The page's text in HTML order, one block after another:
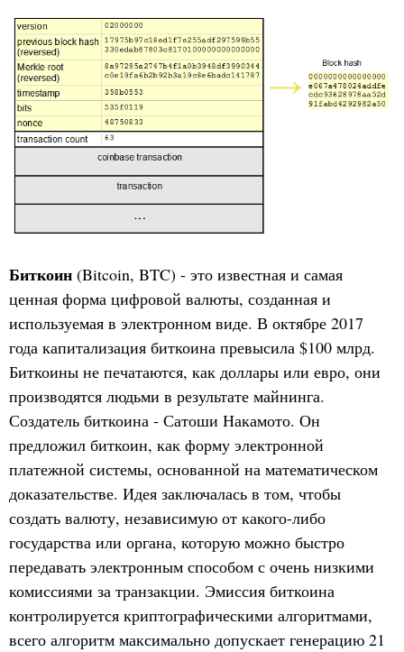
Биткоин (Bitcoin, BTC) - это известная и самая
ценная форма цифровой валюты, созданная и
используемая в электронном виде. В октябре 2017
года капитализация биткоина превысила $100 млрд.
Биткоины не печатаются, как доллары или евро, они
производятся людьми в результате майнинга.
Создатель биткоина - Сатоши Накамото. Он
предложил биткоин, как форму электронной
платежной системы, основанной на математическом
доказательстве. Идея заключалась в том, чтобы
создать валюту, независимую от какого-либо
государства или органа, которую можно быстро
передавать электронным способом с очень низкими
комиссиями за транзакции. Эмиссия биткоина
контролируется криптографическими алгоритмами,
всего алгоритм максимально допускает генерацию 21